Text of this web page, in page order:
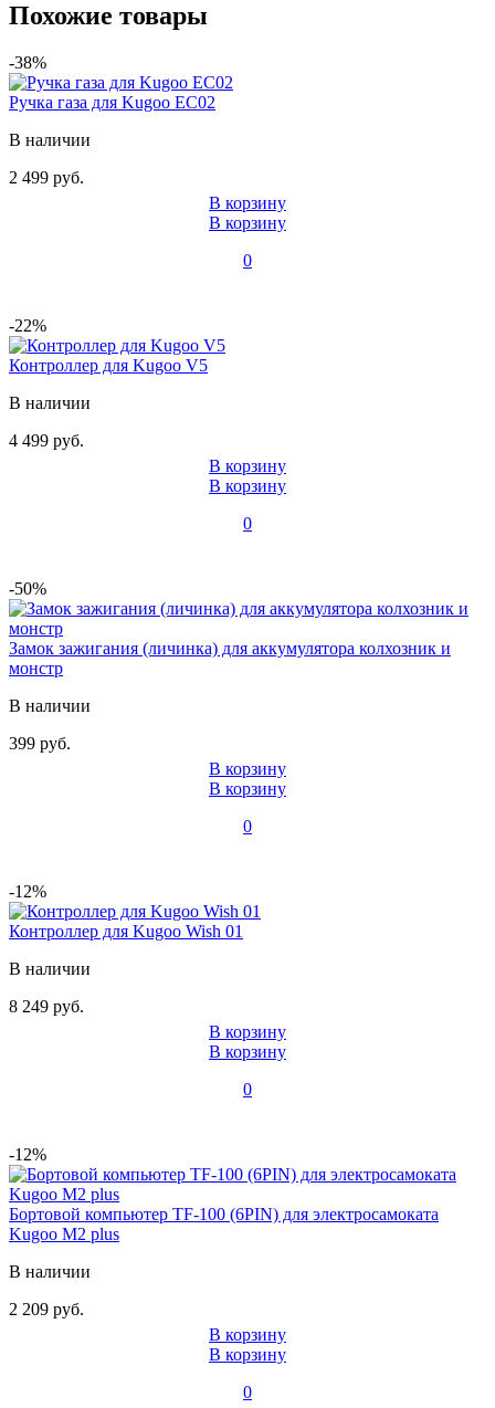
Похожие товары
-38%
Ручка газа для Kugoo EC02
В наличии
2 499 руб.
В корзину
В корзину
0
-22%
Контроллер для Kugoo V5
В наличии
4 499 руб.
В корзину
В корзину
0
-50%
Замок зажигания (личинка) для аккумулятора колхозник и
монстр
В наличии
399 руб.
В корзину
В корзину
0
-12%
Контроллер для Kugoo Wish 01
В наличии
8 249 руб.
В корзину
В корзину
0
-12%
Бортовой компьютер TF-100 (6PIN) для электросамоката
Kugoo M2 plus
В наличии
2 209 руб.
В корзину
В корзину
0